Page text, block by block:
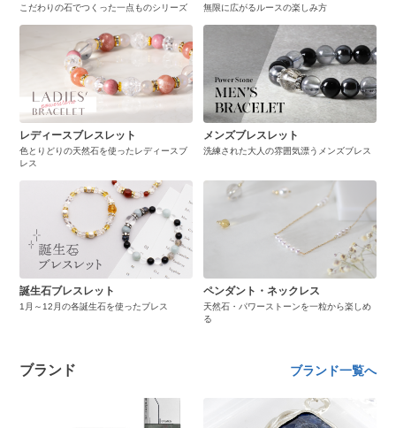
こだわりの石でつくった一点ものシリーズ 無限に広がるルースの楽しみ方
レディースブレスレット
色とりどりの天然石を使ったレディースブ
レス
メンズブレスレット
洗練された大人の雰囲気漂うメンズブレス
誕生石ブレスレット
1月～12月の各誕生石を使ったブレス
ペンダント・ネックレス
天然石・パワーストーンを一粒から楽しめ
る
ブランド ブランド一覧へ